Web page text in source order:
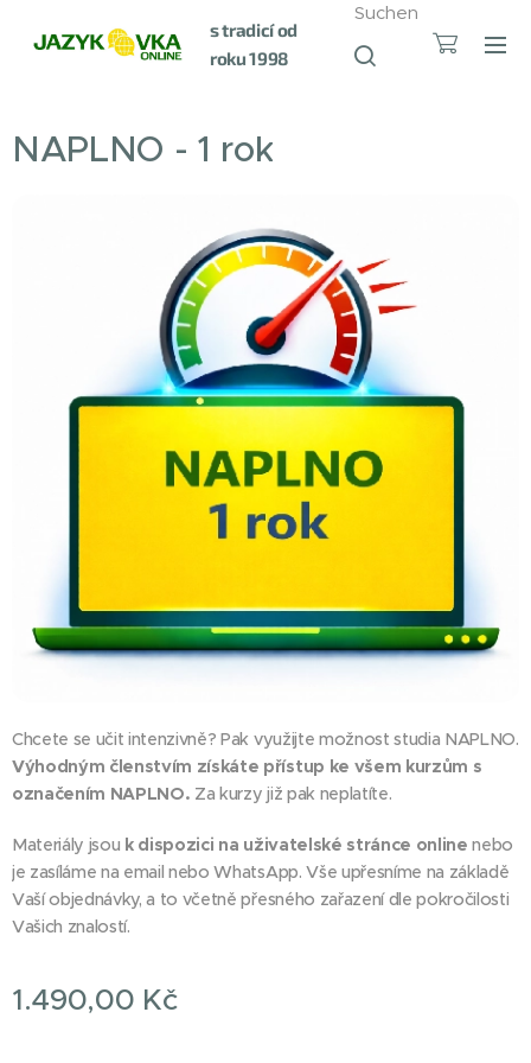
s tradicí od
roku 1998
Suchen
NAPLNO - 1 rok
Chcete se učit intenzivně? Pak využijte možnost studia NAPLNO.
Výhodným členstvím získáte přístup ke všem kurzům s
označením NAPLNO. Za kurzy již pak neplatíte.
Materiály jsou k dispozici na uživatelské stránce online nebo
je zasíláme na email nebo WhatsApp. Vše upřesníme na základě
Vaší objednávky, a to včetně přesného zařazení dle pokročilosti
Vašich znalostí.
1.490,00 Kč